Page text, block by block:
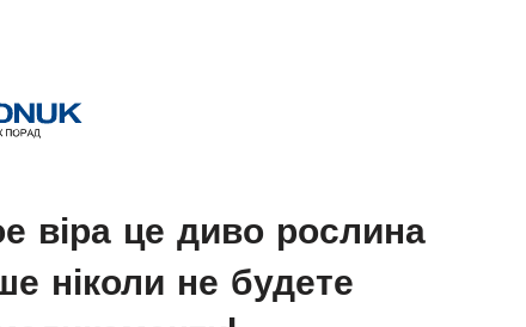
віра це диво рослина
ніколи не будете